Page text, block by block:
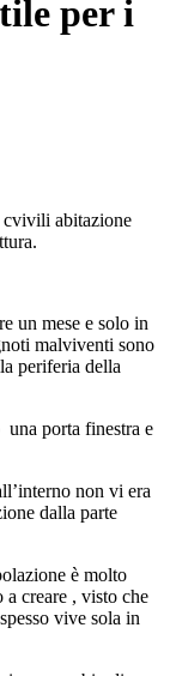
per i
cvivili abitazione
un mese e solo in
malviventi sono
periferia della
una porta finestra e
non vi era
dalla parte
è molto
a creare , visto che
vive sola in